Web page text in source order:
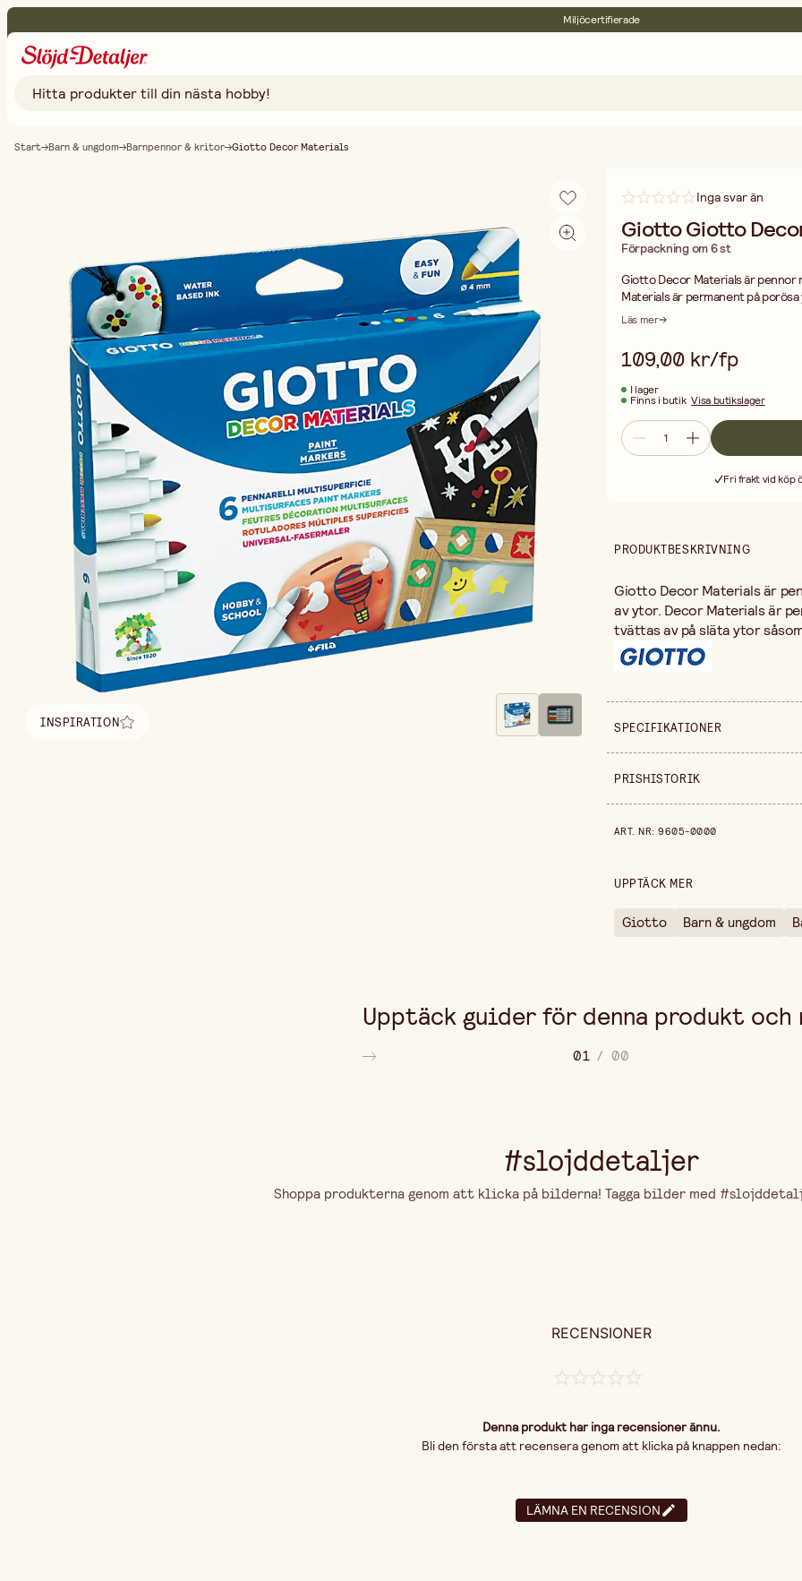
Fri frakt vid köp över 499:-
Start Barn & ungdom Barnpennor & kritor Giotto Decor Materials
INSPIRATION
Inga svar än
Giotto Giotto
Förpackning om 6 st
Giotto Decor Materials är pennor med god täckförmåga och kan användas på
Materials är permanent på
glas med en våt trasa. CE-märkt.
Läs mer
109,00 kr/fp
I lager
Finns i butik Visa butikslager
Fri frakt vid köp
PRODUKTBESKRIVNING
Giotto Decor Materials är
av ytor. Decor Materials är
tvättas av på släta ytor
SPECIFIKATIONER
Säljs i
Förpackningsmängd
PRISHISTORIK
ART. NR:9605-0000
UPPTÄCK MER
Giotto Barn & ungdom
Upptäck guider för denna produkt och
01 / 00
#slojddetaljer
Shoppa produkterna genom att klicka på bilderna! Tagga bilder med
RECENSIONER
Denna produkt har inga recensioner ännu.
Bli den första att recensera genom att klicka på knappen nedan:
LÄMNA EN RECENSION